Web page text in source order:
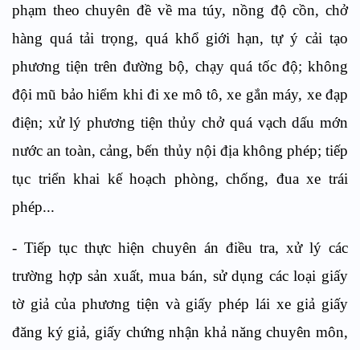
phạm theo chuyên đề về ma túy, nồng độ cồn, chở
hàng quá tải trọng, quá khổ giới hạn, tự ý cải tạo
phương tiện trên đường bộ, chạy quá tốc độ; không
đội mũ bảo hiểm khi đi xe mô tô, xe gắn máy, xe đạp
điện; xử lý phương tiện thủy chở quá vạch dấu mớn
nước an toàn, cảng, bến thủy nội địa không phép; tiếp
tục triển khai kế hoạch phòng, chống, đua xe trái
phép...
- Tiếp tục thực hiện chuyên án điều tra, xử lý các
trường hợp sản xuất, mua bán, sử dụng các loại giấy
tờ giả của phương tiện và giấy phép lái xe giả giấy
đăng ký giả, giấy chứng nhận khả năng chuyên môn,